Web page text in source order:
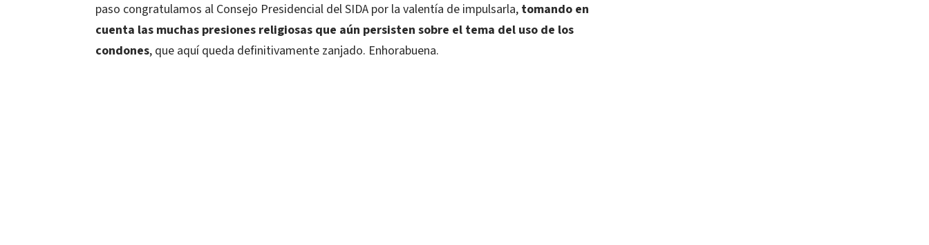
paso congratulamos al Consejo Presidencial del SIDA por la valentía de impulsarla, tomando en
cuenta las muchas presiones religiosas que aún persisten sobre el tema del uso de los
condones, que aquí queda definitivamente zanjado. Enhorabuena.